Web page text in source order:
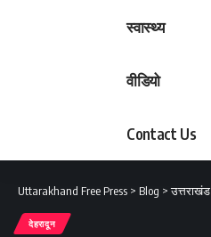
स्वास्थ्य
वीडियो
Contact Us
Uttarakhand Free Press > Blog >उत्तराखंड
देहरादून